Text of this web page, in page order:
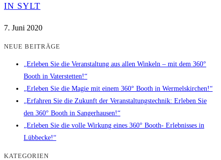
IN SYLT
7. Juni 2020
NEUE BEITRÄGE
„Erleben Sie die Veranstaltung aus allen Winkeln – mit dem 360°
Booth in Vaterstetten!“
„Erleben Sie die Magie mit einem 360° Booth in Wermelskirchen!“
„Erfahren Sie die Zukunft der Veranstaltungstechnik: Erleben Sie
den 360° Booth in Sangerhausen!“
„Erleben Sie die volle Wirkung eines 360° Booth- Erlebnisses in
Lübbecke!“
KATEGORIEN